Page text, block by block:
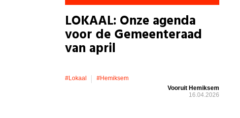
LOKAAL: Onze agenda
voor de Gemeenteraad
van april
#lokaal
#hemiksem
Vooruit Hemiksem
16.04.2026